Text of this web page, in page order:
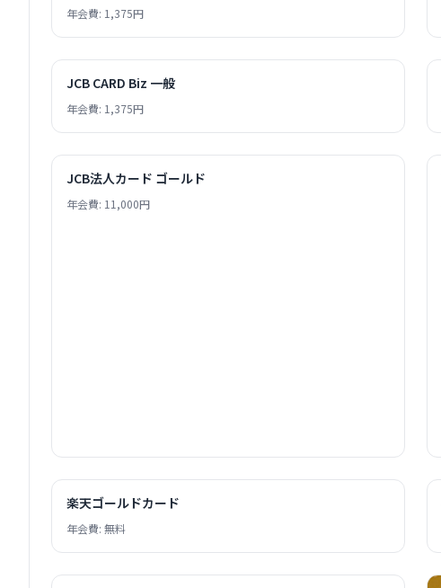
年会費: 1,375円
JCB CARD Biz 一般
年会費: 1,375円
JCB法人カード ゴールド
年会費: 11,000円
楽天ゴールドカード
年会費: 無料